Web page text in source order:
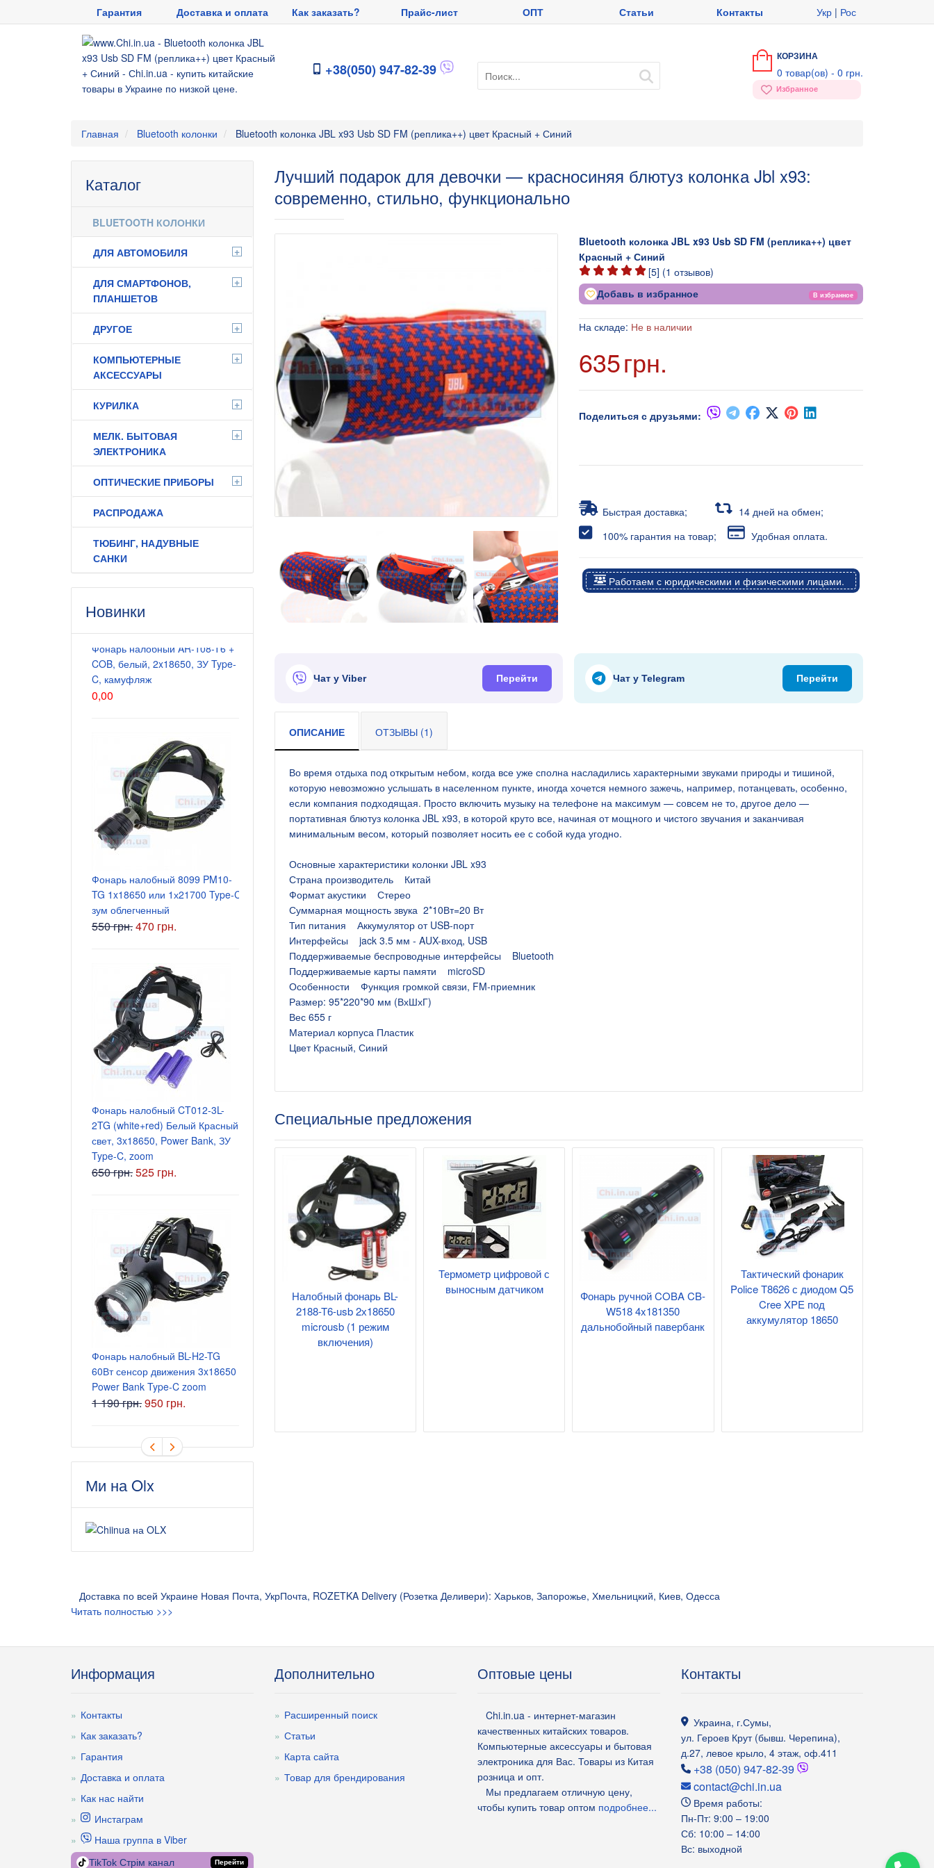
Гарантия Доставка и оплата Как заказать? Прайс-лист ОПТ Статьи Контакты Укр | Рос
+38(050) 947-82-39
КОРЗИНА
0 товар(ов) - 0 грн.
Избранное
Главная Bluetooth колонки Bluetooth колонка JBL x93 Usb SD FM (реплика++) цвет Красный + Синий
Каталог
BLUETOOTH КОЛОНКИ
ДЛЯ АВТОМОБИЛЯ +
ДЛЯ СМАРТФОНОВ,
ПЛАНШЕТОВ
+
ДРУГОЕ +
КОМПЬЮТЕРНЫЕ
АКСЕССУАРЫ
+
КУРИЛКА +
МЕЛК. БЫТОВАЯ
ЭЛЕКТРОНИКА
+
ОПТИЧЕСКИЕ ПРИБОРЫ +
РАСПРОДАЖА
ТЮБИНГ, НАДУВНЫЕ
САНКИ
Новинки
Фонарь налобный AR-108-T6 +
COB, белый, 2x18650, ЗУ Type-
C, камуфляж
0,00
Фонарь налобный 8099 PM10-
TG 1x18650 или 1х21700 Type-C
зум облегченный
550 грн.470 грн.
Фонарь налобный CT012-3L-
2TG (white+red) Белый Красный
свет, 3x18650, Power Bank, ЗУ
Type-C, zoom
650 грн.525 грн.
Фонарь налобный BL-H2-TG
60Вт сенсор движения 3x18650
Power Bank Type-C zoom
1 190 грн.950 грн.
200 грн.
Блок питания 9В 2А, штекер
5.5x2.5 мм
165 грн.
5.5x2.5 мм
135 грн.
Блок питания 5В 3А, штекер
5.5x2.5 мм
Ми на Olx
Лучший подарок для девочки — красносиняя блютуз колонка Jbl x93:
современно, стильно, функционально
Bluetooth колонка JBL x93 Usb SD FM (реплика++) цвет
Красный + Синий
[5] (1 отзывов)
Добавь в избранное В избранное
На складе: Не в наличии
635грн.
Поделиться с друзьями:
Быстрая доставка;
14 дней на обмен;
100% гарантия на товар;
Удобная оплата.
Работаем с юридическими и физическими лицами.
Чат у Viber Перейти Чат у Telegram Перейти
ОПИСАНИЕ ОТЗЫВЫ (1)
Во время отдыха под открытым небом, когда все уже сполна насладились характерными звуками природы и тишиной,
которую невозможно услышать в населенном пункте, иногда хочется немного зажечь, например, потанцевать, особенно,
если компания подходящая. Просто включить музыку на телефоне на максимум — совсем не то, другое дело —
портативная блютуз колонка JBL x93, в которой круто все, начиная от мощного и чистого звучания и заканчивая
минимальным весом, который позволяет носить ее с собой куда угодно.
Основные характеристики колонки JBL x93
Страна производитель Китай
Формат акустики Стерео
Суммарная мощность звука 2*10Вт=20 Вт
Тип питания Аккумулятор от USB-порт
Интерфейсы jack 3.5 мм - AUX-вход, USB
Поддерживаемые беспроводные интерфейсы Bluetooth
Поддерживаемые карты памяти microSD
Особенности Функция громкой связи, FM-приемник
Размер: 95*220*90 мм (ВхШхГ)
Вес 655 г
Материал корпуса Пластик
Цвет Красный, Синий
Специальные предложения
Налобный фонарь BL-
2188-T6-usb 2х18650
microusb (1 режим
включения)
Термометр цифровой с
выносным датчиком
Фонарь ручной COBA CB-
W518 4x181350
дальнобойный павербанк
Тактический фонарик
Police T8626 с диодом Q5
Cree XPE под
аккумулятор 18650
Доставка по всей Украине Новая Почта, УкрПочта, ROZETKA Delivery (Розетка Деливери): Харьков, Запорожье, Хмельницкий, Киев, Одесса
Читать полностью >>>
Информация
Контакты
Как заказать?
Гарантия
Доставка и оплата
Как нас найти
Инстаграм
Наша группа в Viber
TikTok Стрім канал Перейти
Дополнительно
Расширенный поиск
Статьи
Карта сайта
Товар для брендирования
Оптовые цены
Chi.in.ua - интернет-магазин
качественных китайских товаров.
Компьютерные аксессуары и бытовая
электроника для Вас. Товары из Китая
розница и опт.
Мы предлагаем отличную цену,
чтобы купить товар оптом подробнее...
Контакты
Украина, г.Сумы,
ул. Героев Крут (бывш. Черепина),
д.27, левое крыло, 4 этаж, оф.411
+38 (050) 947-82-39
contact@chi.in.ua
Время работы:
Пн-Пт: 9:00 – 19:00
Сб: 10:00 – 14:00
Вс: выходной